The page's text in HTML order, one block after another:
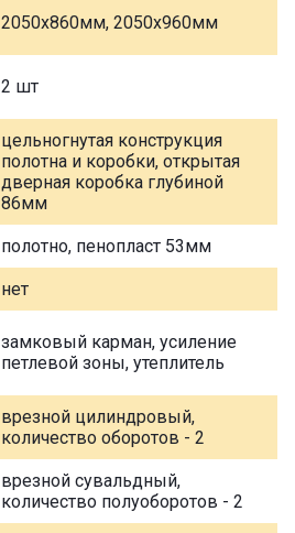
2050х860мм, 2050х960мм
2 шт
цельногнутая конструкция
полотна и коробки, открытая
дверная коробка глубиной
86мм
полотно, пенопласт 53мм
нет
замковый карман, усиление
петлевой зоны, утеплитель
врезной цилиндровый,
количество оборотов - 2
врезной сувальдный,
количество полуоборотов - 2